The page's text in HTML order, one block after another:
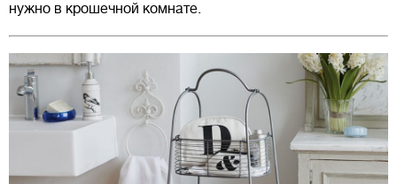
нужно в крошечной комнате.